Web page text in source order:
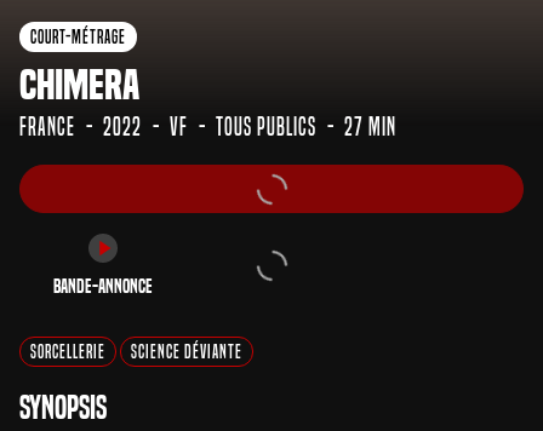
Court-Métrage
Chimera
France 2022 VF Tous Publics 27 min
Bande-annonce
Sorcellerie Science Déviante
Synopsis